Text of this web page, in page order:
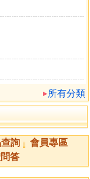
所有分類
詢
會員專區
答